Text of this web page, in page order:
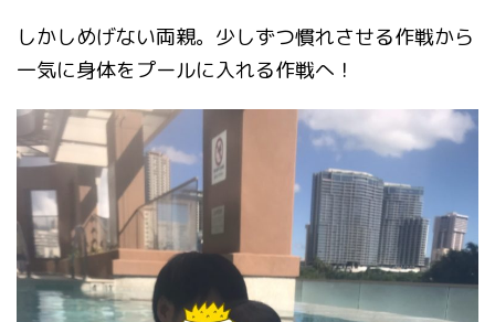
しかしめげない両親。少しずつ慣れさせる作戦から
一気に身体をプールに入れる作戦へ！